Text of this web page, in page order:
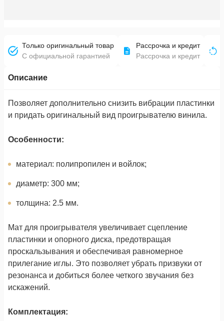
Только оригинальный товар
С официальной гарантией
Рассрочка и кредит
Рассрочка и кредит
Описание
Позволяет дополнительно снизить вибрации пластинки
и придать оригинальный вид проигрывателю винила.
Особенности:
материал: полипропилен и войлок;
диаметр: 300 мм;
толщина: 2.5 мм.
Мат для проигрывателя увеличивает сцепление
пластинки и опорного диска, предотвращая
проскальзывания и обеспечивая равномерное
прилегание иглы. Это позволяет убрать призвуки от
резонанса и добиться более четкого звучания без
искажений.
Комплектация: